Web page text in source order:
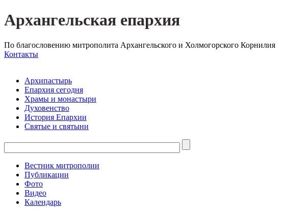
Архангельская епархия
По благословению митрополита Архангельского и Холмогорского Корнилия
Контакты
Архипастырь
Епархия сегодня
Храмы и монастыри
Духовенство
История Епархии
Святые и святыни
Вестник митрополии
Публикации
Фото
Видео
Календарь